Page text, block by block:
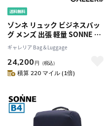
ゾンネ リュック ビジネスバッ
グ メンズ 出張 軽量 SONNE ビ
ジネスリュック ノートPC ブラ
ンド 撥水 おしゃれ ナイロン 大
人 カジュアル ビジネス 通勤 A4
シンプル 黒 リュックサック
ギャレリア Bag＆Luggage
24,200 円 （税込）
積算 220 マイル (1倍)